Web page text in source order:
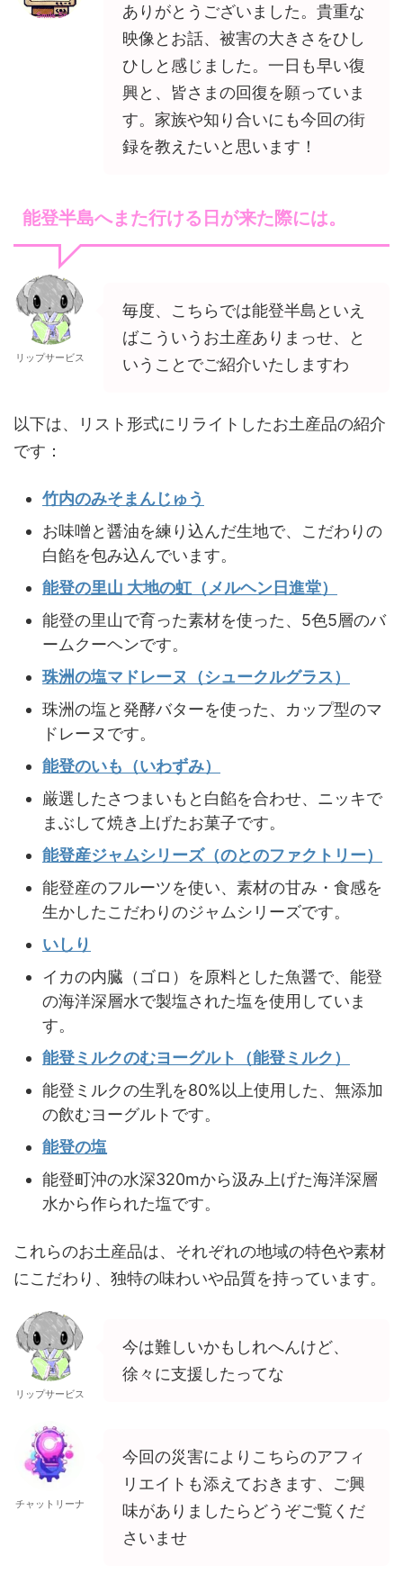
ありがとうございました。貴重な
映像とお話、被害の大きさをひし
ひしと感じました。一日も早い復
興と、皆さまの回復を願っていま
す。家族や知り合いにも今回の街
録を教えたいと思います！
能登半島へまた行ける日が来た際には。
リップサービス
毎度、こちらでは能登半島といえ
ばこういうお土産ありまっせ、と
いうことでご紹介いたしますわ
以下は、リスト形式にリライトしたお土産品の紹介
です：
竹内のみそまんじゅう
お味噌と醤油を練り込んだ生地で、こだわりの
白餡を包み込んでいます。
能登の里山 大地の虹（メルヘン日進堂）
能登の里山で育った素材を使った、5色5層のバ
ームクーヘンです。
珠洲の塩マドレーヌ（シュークルグラス）
珠洲の塩と発酵バターを使った、カップ型のマ
ドレーヌです。
能登のいも（いわずみ）
厳選したさつまいもと白餡を合わせ、ニッキで
まぶして焼き上げたお菓子です。
能登産ジャムシリーズ（のとのファクトリー）
能登産のフルーツを使い、素材の甘み・食感を
生かしたこだわりのジャムシリーズです。
いしり
イカの内臓（ゴロ）を原料とした魚醤で、能登
の海洋深層水で製塩された塩を使用していま
す。
能登ミルクのむヨーグルト（能登ミルク）
能登ミルクの生乳を80%以上使用した、無添加
の飲むヨーグルトです。
能登の塩
能登町沖の水深320mから汲み上げた海洋深層
水から作られた塩です。
これらのお土産品は、それぞれの地域の特色や素材
にこだわり、独特の味わいや品質を持っています。
リップサービス
今は難しいかもしれへんけど、
徐々に支援したってな
チャットリーナ
今回の災害によりこちらのアフィ
リエイトも添えておきます、ご興
味がありましたらどうぞご覧くだ
さいませ